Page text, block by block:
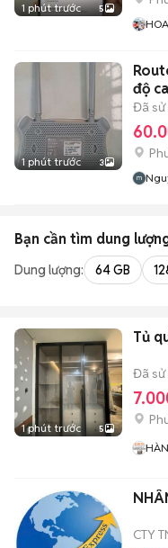
1 phút trước 5
1 phút trước 3
độ
Đã sử
Bạn cần tìm dung
Dung lượng: 64 GB
1 phút trước 5
Tủ
Đã
CTY